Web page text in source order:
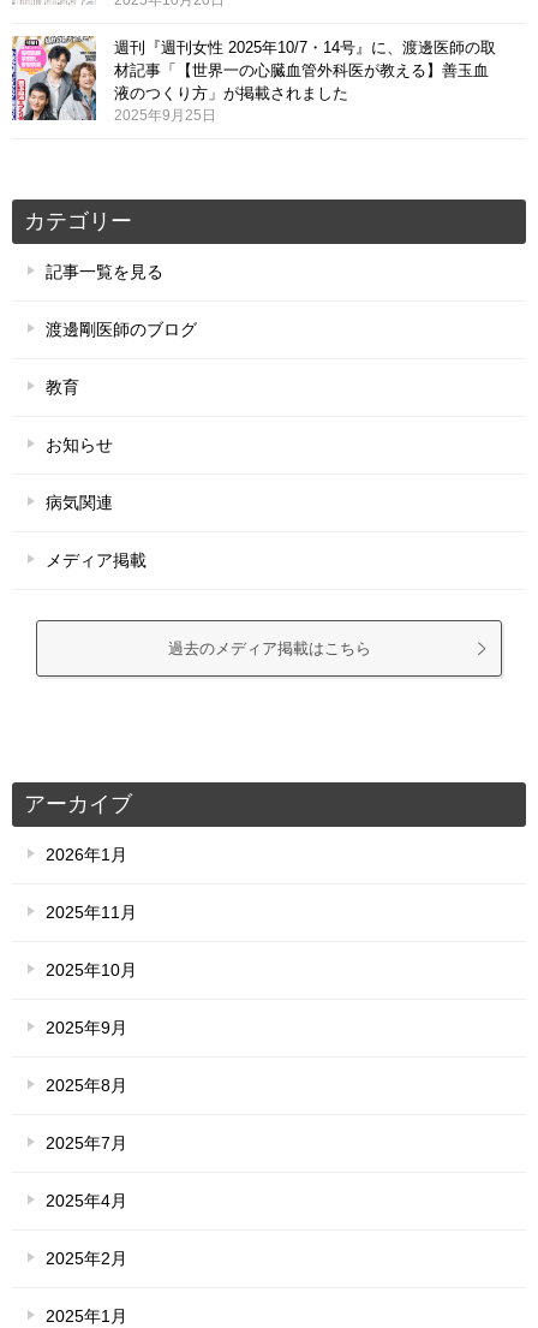
週刊『週刊女性 2025年10/7・14号』に、渡邊医師の取
材記事「【世界一の心臓血管外科医が教える】善玉血
液のつくり方」が掲載されました
2025年9月25日
カテゴリー
記事一覧を見る
渡邊剛医師のブログ
教育
お知らせ
病気関連
メディア掲載
過去のメディア掲載はこちら
アーカイブ
2026年1月
2025年11月
2025年10月
2025年9月
2025年8月
2025年7月
2025年4月
2025年2月
2025年1月